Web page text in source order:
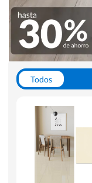
Todos
WC y Sanitarios
Pinturas